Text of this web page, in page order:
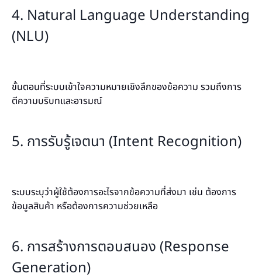
4. Natural Language Understanding
(NLU)
ขั้นตอนที่ระบบเข้าใจความหมายเชิงลึกของข้อความ รวมถึงการ
ตีความบริบทและอารมณ์
5. การรับรู้เจตนา (Intent Recognition)
ระบบระบุว่าผู้ใช้ต้องการอะไรจากข้อความที่ส่งมา เช่น ต้องการ
ข้อมูลสินค้า หรือต้องการความช่วยเหลือ
6. การสร้างการตอบสนอง (Response
Generation)